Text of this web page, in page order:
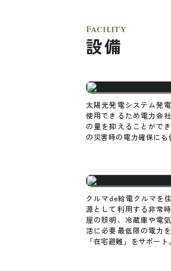
Facility
設備
太陽光発電システム発
使用できるため電力会
の量を抑えることがで
の災害時の電力確保にも
クルマde給電クルマを
源として利用する非常
屋の照明、冷蔵庫や電
活に必要最低限の電力
「在宅避難」をサポート。